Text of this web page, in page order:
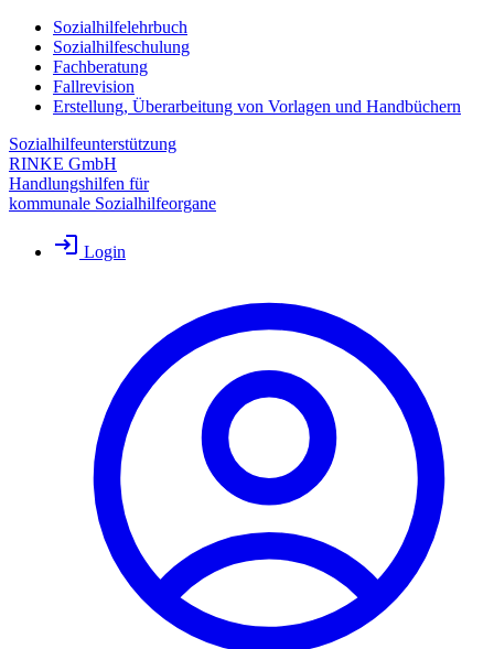
Sozialhilfelehrbuch
Sozialhilfeschulung
Fachberatung
Fallrevision
Erstellung, Überarbeitung von Vorlagen und Handbüchern
Sozialhilfeunterstützung
RINKE GmbH
Handlungshilfen für
kommunale Sozialhilfeorgane
Login